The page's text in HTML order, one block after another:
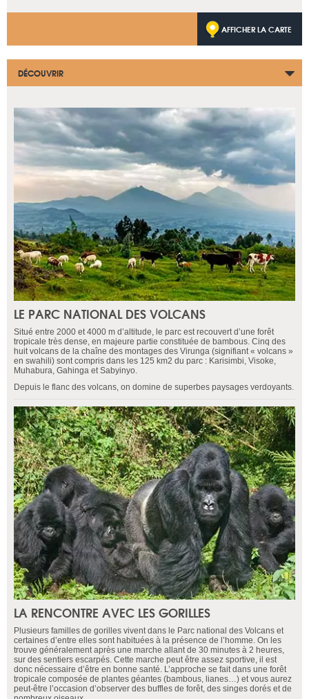
AFFICHER LA CARTE
DÉCOUVRIR
LE PARC NATIONAL DES VOLCANS
Situé entre 2000 et 4000 m d’altitude, le parc est recouvert d’une forêt
tropicale très dense, en majeure partie constituée de bambous. Cinq des
huit volcans de la chaîne des montages des Virunga (signifiant « volcans »
en swahili) sont compris dans les 125 km2 du parc : Karisimbi, Visoke,
Muhabura, Gahinga et Sabyinyo.
Depuis le flanc des volcans, on domine de superbes paysages verdoyants.
LA RENCONTRE AVEC LES GORILLES
Plusieurs familles de gorilles vivent dans le Parc national des Volcans et
certaines d’entre elles sont habituées à la présence de l’homme. On les
trouve généralement après une marche allant de 30 minutes à 2 heures,
sur des sentiers escarpés. Cette marche peut être assez sportive, il est
donc nécessaire d’être en bonne santé. L’approche se fait dans une forêt
tropicale composée de plantes géantes (bambous, lianes…) et vous aurez
peut-être l’occasion d’observer des buffles de forêt, des singes dorés et de